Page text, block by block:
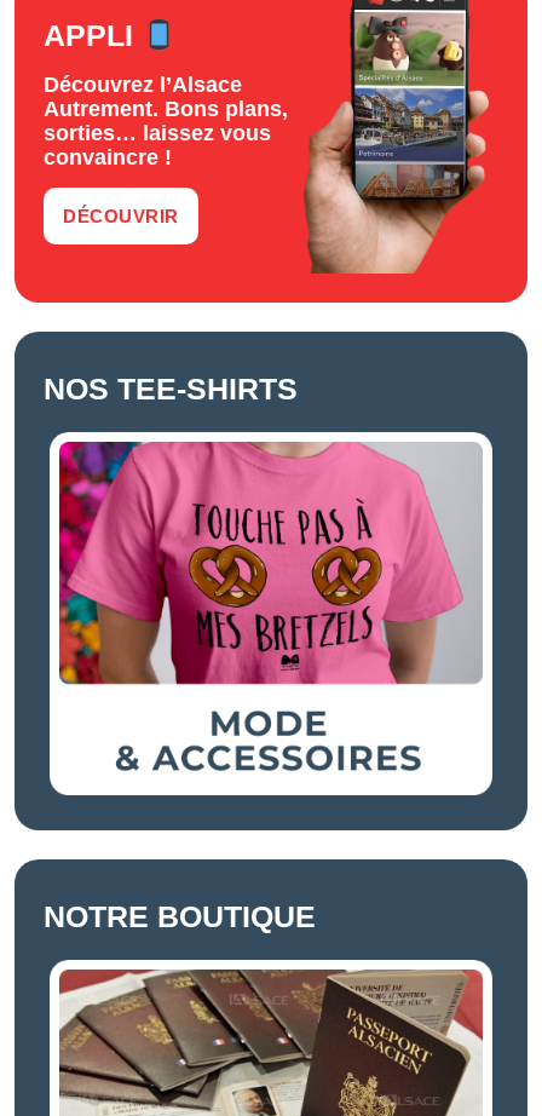
APPLI
Découvrez l’Alsace
Autrement. Bons plans,
sorties… laissez vous
convaincre !
DÉCOUVRIR
NOS TEE-SHIRTS
NOTRE BOUTIQUE